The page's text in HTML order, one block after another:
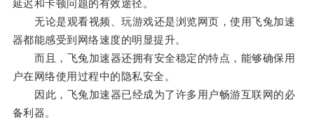
延迟和卡顿问题的有效途径。
无论是观看视频、玩游戏还是浏览网页，使用飞兔加速
器都能感受到网络速度的明显提升。
而且，飞兔加速器还拥有安全稳定的特点，能够确保用
户在网络使用过程中的隐私安全。
因此，飞兔加速器已经成为了许多用户畅游互联网的必
备利器。